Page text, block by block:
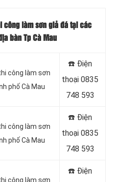
công làm sơn giả đá tại các
bàn Tp Cà Mau
công làm sơn
phố Cà Mau
☎️ Điện
thoại 0835
748 593
công làm sơn
phố Cà Mau
☎️ Điện
thoại 0835
748 593
công làm sơn
☎️ Điện